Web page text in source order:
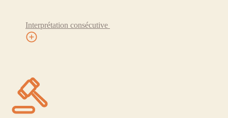
Interprétation consécutive